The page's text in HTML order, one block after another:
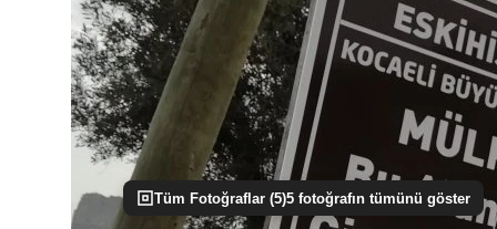
Tüm Fotoğraflar (5)5 fotoğrafın tümünü göster